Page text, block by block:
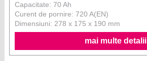
Capacitate: 70 Ah
Curent de pornire: 720 A(EN)
Dimensiuni: 278 x 175 x 190 mm
mai multe detalii